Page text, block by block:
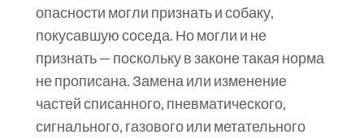
опасности могли признать и собаку,
покусавшую соседа. Но могли и не
признать — поскольку в законе такая норма
не прописана. Замена или изменение
частей списанного, пневматического,
сигнального, газового или метательного